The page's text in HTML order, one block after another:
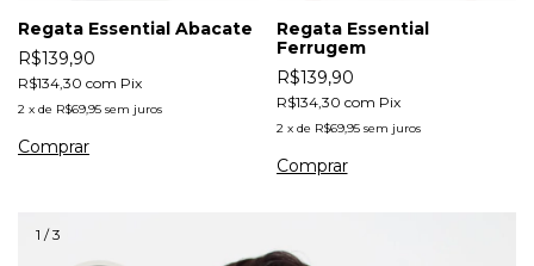
Regata Essential Abacate
R$139,90
R$134,30 com Pix
2 x de R$69,95 sem juros
Comprar
Regata Essential
Ferrugem
R$139,90
R$134,30 com Pix
2 x de R$69,95 sem juros
Comprar
1 /3